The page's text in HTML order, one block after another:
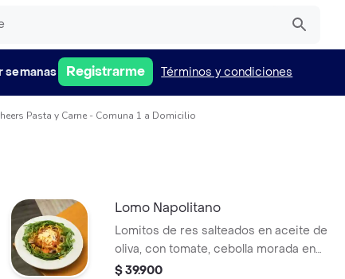
semanas Registrarme Términos y condiciones
Pasta y Carne - Comuna 1 a Domicilio
Lomo Napolitano
Lomitos de res salteados en aceite de
oliva, con tomate, cebolla morada en
cascos y albahaca genovesa, finalizado
$ 39.900